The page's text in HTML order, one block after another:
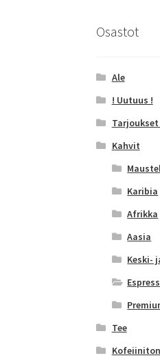
Osastot
Ale
! Uutuus !
Tarjoukset
Kahvit
Karibia
Afrikka
Aasia
Keski-
Tee
Kofeiiniton